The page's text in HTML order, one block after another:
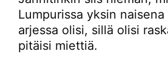
Lumpurissa yksin
arjessa olisi, sillä olisi
pitäisi miettiä.